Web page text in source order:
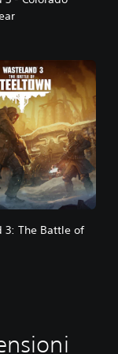
3: The Battle of